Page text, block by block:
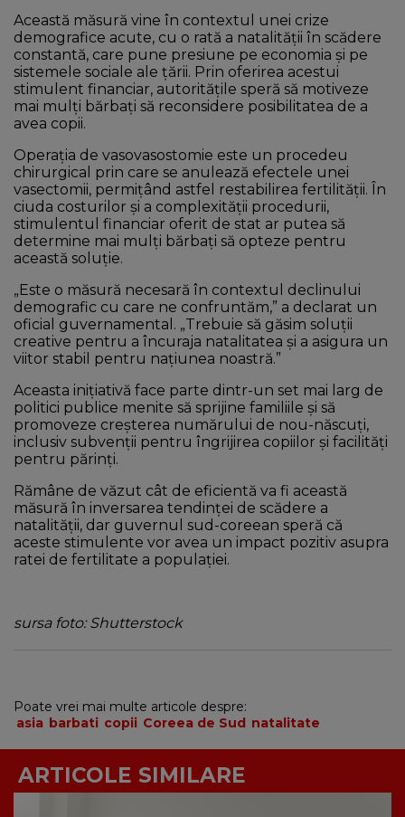
Această măsură vine în contextul unei crize
demografice acute, cu o rată a natalității în scădere
constantă, care pune presiune pe economia și pe
sistemele sociale ale țării. Prin oferirea acestui
stimulent financiar, autoritățile speră să motiveze
mai mulți bărbați să reconsidere posibilitatea de a
avea copii.
Operația de vasovasostomie este un procedeu
chirurgical prin care se anulează efectele unei
vasectomii, permițând astfel restabilirea fertilității. În
ciuda costurilor și a complexității procedurii,
stimulentul financiar oferit de stat ar putea să
determine mai mulți bărbați să opteze pentru
această soluție.
„Este o măsură necesară în contextul declinului
demografic cu care ne confruntăm,” a declarat un
oficial guvernamental. „Trebuie să găsim soluții
creative pentru a încuraja natalitatea și a asigura un
viitor stabil pentru națiunea noastră.”
Aceasta inițiativă face parte dintr-un set mai larg de
politici publice menite să sprijine familiile și să
promoveze creșterea numărului de nou-născuți,
inclusiv subvenții pentru îngrijirea copiilor și facilități
pentru părinți.
Rămâne de văzut cât de eficientă va fi această
măsură în inversarea tendinței de scădere a
natalității, dar guvernul sud-coreean speră că
aceste stimulente vor avea un impact pozitiv asupra
ratei de fertilitate a populației.
sursa foto: Shutterstock
Poate vrei mai multe articole despre:
asia barbati copii Coreea de Sud natalitate
ARTICOLE SIMILARE